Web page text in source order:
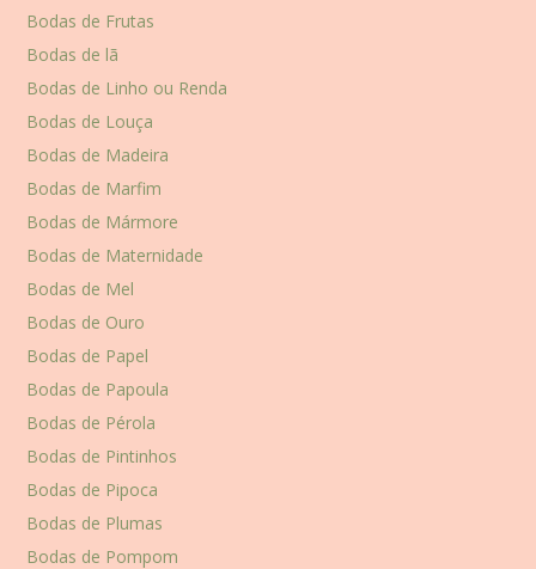
Bodas de Frutas
Bodas de lã
Bodas de Linho ou Renda
Bodas de Louça
Bodas de Madeira
Bodas de Marfim
Bodas de Mármore
Bodas de Maternidade
Bodas de Mel
Bodas de Ouro
Bodas de Papel
Bodas de Papoula
Bodas de Pérola
Bodas de Pintinhos
Bodas de Pipoca
Bodas de Plumas
Bodas de Pompom